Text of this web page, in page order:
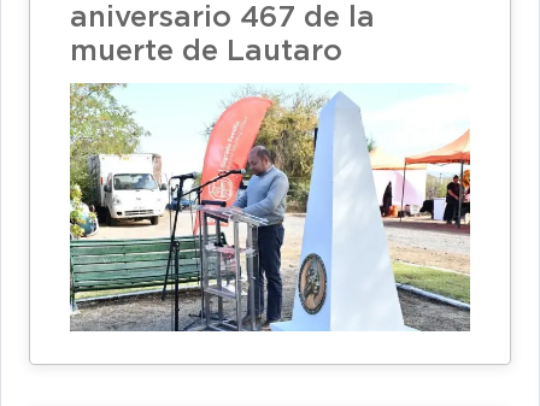
aniversario 467 de la
muerte de Lautaro